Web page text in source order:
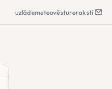
uzlādemeteovēstureraksti